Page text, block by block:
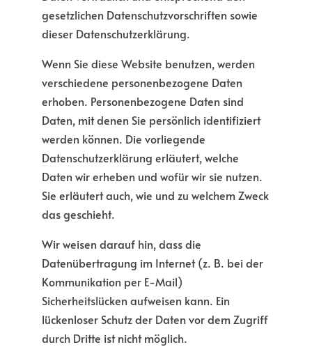
gesetzlichen Datenschutzvorschriften sowie
dieser Datenschutzerklärung.
Wenn Sie diese Website benutzen, werden
verschiedene personenbezogene Daten
erhoben. Personenbezogene Daten sind
Daten, mit denen Sie persönlich identifiziert
werden können. Die vorliegende
Datenschutzerklärung erläutert, welche
Daten wir erheben und wofür wir sie nutzen.
Sie erläutert auch, wie und zu welchem Zweck
das geschieht.
Wir weisen darauf hin, dass die
Datenübertragung im Internet (z. B. bei der
Kommunikation per E-Mail)
Sicherheitslücken aufweisen kann. Ein
lückenloser Schutz der Daten vor dem Zugriff
durch Dritte ist nicht möglich.